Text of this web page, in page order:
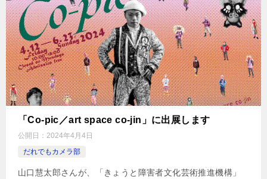
「Co-pic／art space co-jin」に出展します
公開日： 2024年4月4日
だれでもカメラ部
山口慧太郎さんが、「きょうと障害者文化芸術推進機構」